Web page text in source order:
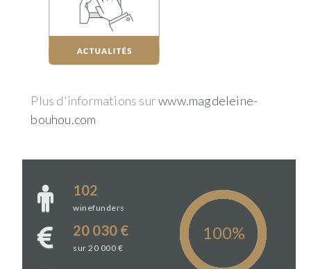
Plus d'informations surwww.magdeleine-
bouhou.com
102
winefunders
20 030 €
sur 20 000 €